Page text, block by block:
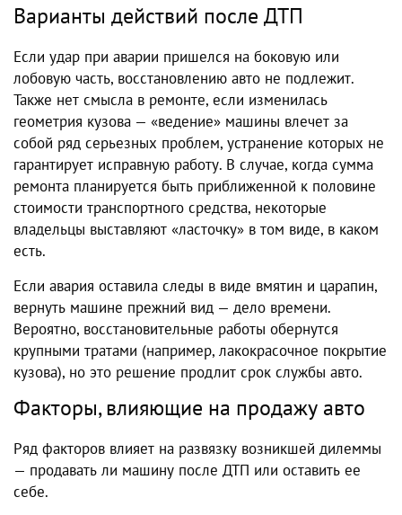
Варианты действий после ДТП
Если удар при аварии пришелся на боковую или
лобовую часть, восстановлению авто не подлежит.
Также нет смысла в ремонте, если изменилась
геометрия кузова — «ведение» машины влечет за
собой ряд серьезных проблем, устранение которых не
гарантирует исправную работу. В случае, когда сумма
ремонта планируется быть приближенной к половине
стоимости транспортного средства, некоторые
владельцы выставляют «ласточку» в том виде, в каком
есть.
Если авария оставила следы в виде вмятин и царапин,
вернуть машине прежний вид — дело времени.
Вероятно, восстановительные работы обернутся
крупными тратами (например, лакокрасочное покрытие
кузова), но это решение продлит срок службы авто.
Факторы, влияющие на продажу авто
Ряд факторов влияет на развязку возникшей дилеммы
— продавать ли машину после ДТП или оставить ее
себе.